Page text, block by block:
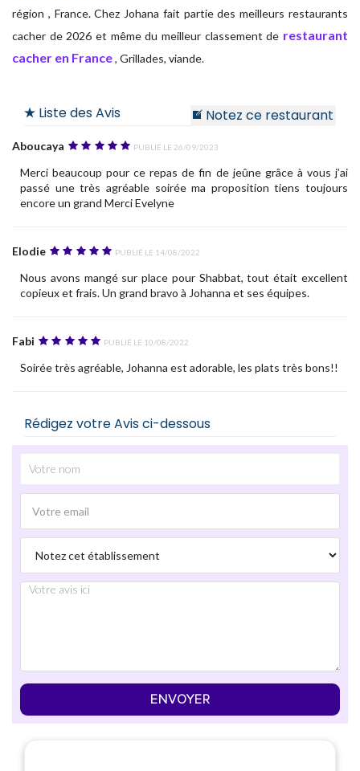
région , France. Chez Johana fait partie des meilleurs restaurants
cacher de 2026 et même du meilleur classement de restaurant
cacher en France, Grillades, viande.
Liste des Avis Notez ce restaurant
Aboucaya
Publié le 26/09/2023
Merci beaucoup pour ce repas de fin de jeûne grâce à vous j’ai
passé une très agréable soirée ma proposition tiens toujours
encore un grand Merci Evelyne
Elodie
Publié le 14/08/2022
Nous avons mangé sur place pour Shabbat, tout était excellent
copieux et frais. Un grand bravo à Johanna et ses équipes.
Fabi
Publié le 10/08/2022
Soirée très agréable, Johanna est adorable, les plats très bons!!
Rédigez votre Avis ci-dessous
ENVOYER